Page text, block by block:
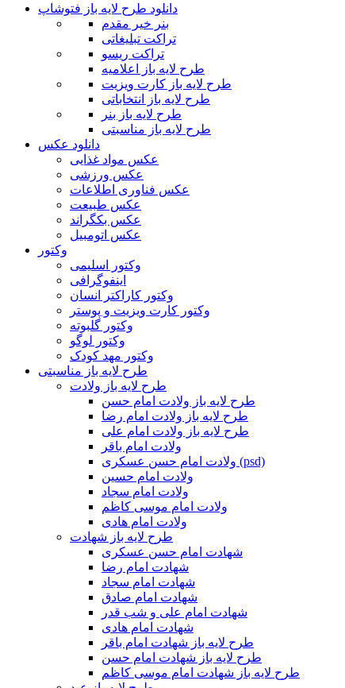
دانلود طرح لایه باز فتوشاپ
بنر خیر مقدم
تراکت تبلیغاتی
تراکت ریسو
طرح لایه باز اعلامیه
طرح لایه باز کارت ویزیت
طرح لایه باز انتخاباتی
طرح لایه باز بنر
طرح لایه باز مناسبتی
دانلود عکس
عکس مواد غذایی
عکس ورزشی
عکس فناوری اطلاعات
عکس طبیعت
عکس بکگراند
عکس اتومبیل
وکتور
وکتور اسلیمی
اینفوگرافی
وکتور کاراکتر انسان
وکتور کارت ویزیت و پوستر
وکتور گلبوته
وکتور لوگو
وکتور مهد کودک
طرح لایه باز مناسبتی
طرح لایه باز ولادت
طرح لایه باز ولادت امام حسن
طرح لایه باز ولادت امام رضا
طرح لایه باز ولادت امام علی
ولادت امام باقر
ولادت امام حسن عسکری (psd)
ولادت امام حسین
ولادت امام سجاد
ولادت امام موسی کاظم
ولادت امام هادی
طرح لایه باز شهادت
شهادت امام حسن عسکری
شهادت امام رضا
شهادت امام سجاد
شهادت امام صادق
شهادت امام علی و شب قدر
شهادت امام هادی
طرح لایه باز شهادت امام باقر
طرح لایه باز شهادت امام حسن
طرح لایه باز شهادت امام موسی کاظم